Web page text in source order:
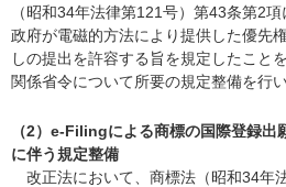
（昭和34年法律第121号）第43条第2
政府が電磁的方法により提供した優先
しの提出を許容する旨を規定したこと
関係省令について所要の規定整備を行い
（2）e-Filingによる商標の国際登録出
に伴う規定整備
改正法において、商標法（昭和34年